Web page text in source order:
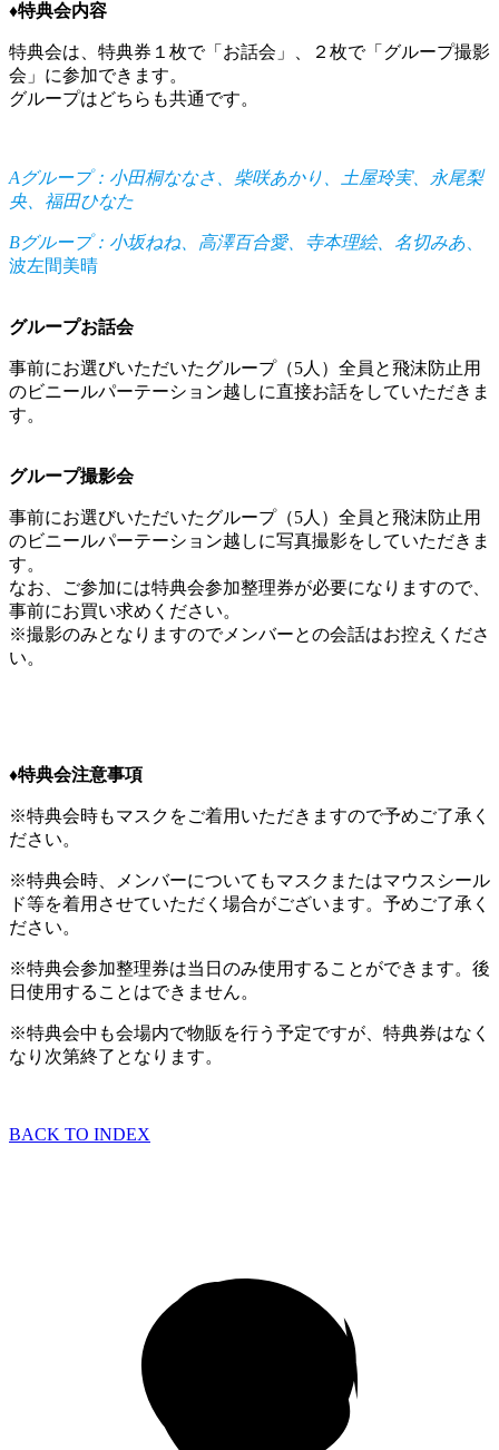
♦︎特典会内容
特典会は、特典券１枚で「お話会」、２枚で「グループ撮影
会」に参加できます。
グループはどちらも共通です。
Aグループ：小田桐ななさ、柴咲あかり、土屋玲実、永尾梨
央、福田ひなた
Bグループ：小坂ねね、高澤百合愛、寺本理絵、名切みあ、
波左間美晴
グループお話会
事前にお選びいただいたグループ（5人）全員と飛沫防止用
のビニールパーテーション越しに直接お話をしていただきま
す。
グループ撮影会
事前にお選びいただいたグループ（5人）全員と飛沫防止用
のビニールパーテーション越しに写真撮影をしていただきま
す。
なお、ご参加には特典会参加整理券が必要になりますので、
事前にお買い求めください。
※撮影のみとなりますのでメンバーとの会話はお控えくださ
い。
♦︎特典会注意事項
※特典会時もマスクをご着用いただきますので予めご了承く
ださい。
※特典会時、メンバーについてもマスクまたはマウスシール
ド等を着用させていただく場合がございます。予めご了承く
ださい。
※特典会参加整理券は当日のみ使用することができます。後
日使用することはできません。
※特典会中も会場内で物販を行う予定ですが、特典券はなく
なり次第終了となります。
BACK TO INDEX